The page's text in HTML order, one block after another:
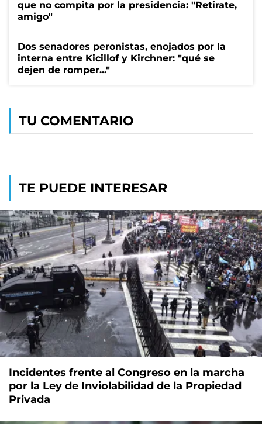
que no compita por la presidencia: "Retirate,
amigo"
Dos senadores peronistas, enojados por la
interna entre Kicillof y Kirchner: "qué se
dejen de romper..."
TU COMENTARIO
TE PUEDE INTERESAR
Incidentes frente al Congreso en la marcha
por la Ley de Inviolabilidad de la Propiedad
Privada